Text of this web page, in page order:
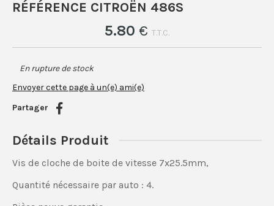
RÉFÉRENCE CITROËN 486S
5.80 € T.T.C.
En rupture de stock
Envoyer cette page à un(e) ami(e)
Partager
Détails Produit
Vis de cloche de boite de vitesse 7x25.5mm,
Quantité nécessaire par auto : 4.